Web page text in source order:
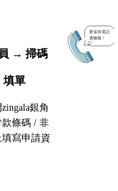
→ 掃碼
單
銀角
條碼 / 非
寫申請資